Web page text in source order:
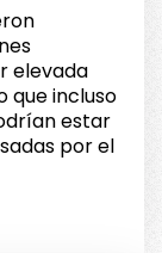
elevada
que incluso
estar
por el